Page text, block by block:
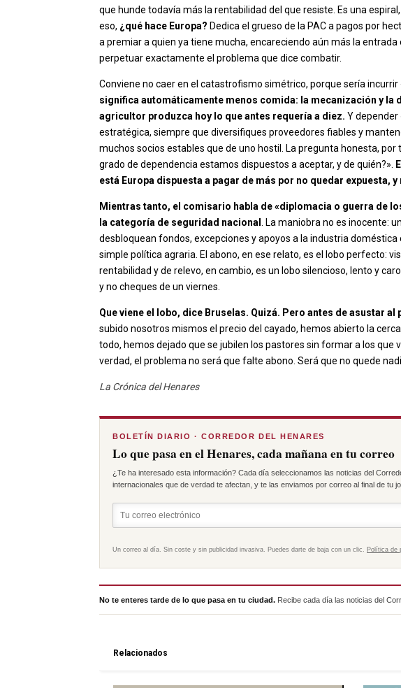
que hunde todavía más la rentabilidad del que resiste. Es una
eso, ¿qué hace Europa? Dedica el grueso de la PAC a pagos por
a premiar a quien ya tiene mucha, encareciendo aún más la
perpetuar exactamente el problema que dice combatir.
Conviene no caer en el catastrofismo simétrico, porque sería incurrir
significa automáticamente menos comida: la mecanización y la
agricultor produzca hoy lo que antes requería a diez. Y depender
estratégica, siempre que diversifiques proveedores fiables y
muchos socios estables que de uno hostil. La pregunta honesta, por
grado de dependencia estamos dispuestos a aceptar, y de quién?».
está Europa dispuesta a pagar de más por no quedar expuesta,
Mientras tanto, el comisario habla de «diplomacia o guerra de
la categoría de seguridad nacional
. La maniobra no es inocente:
desbloquean fondos, excepciones y apoyos a la industria
simple política agraria. El abono, en ese relato, es el lobo perfecto:
rentabilidad y de relevo, en cambio, es un lobo silencioso, lento y
y no cheques de un viernes.
Que viene el lobo, dice Bruselas. Quizá. Pero antes de asustar
subido nosotros mismos el precio del cayado, hemos abierto la
todo, hemos dejado que se jubilen los pastores sin formar a los que
verdad, el problema no será que falte abono. Será que no quede
La Crónica del Henares
BOLETÍN DIARIO · CORREDOR DEL HENARES
Lo que pasa en el Henares, cada mañana en tu correo
¿Te ha interesado esta información? Cada día seleccionamos las noticias del
internacionales que de verdad te afectan, y te las enviamos por correo al final de tu
Un correo al día. Sin coste y sin publicidad invasiva. Puedes darte de baja con un clic. Política de
No te enteres tarde de lo que pasa en tu ciudad. Recibe cada día las noticias del
Relacionados